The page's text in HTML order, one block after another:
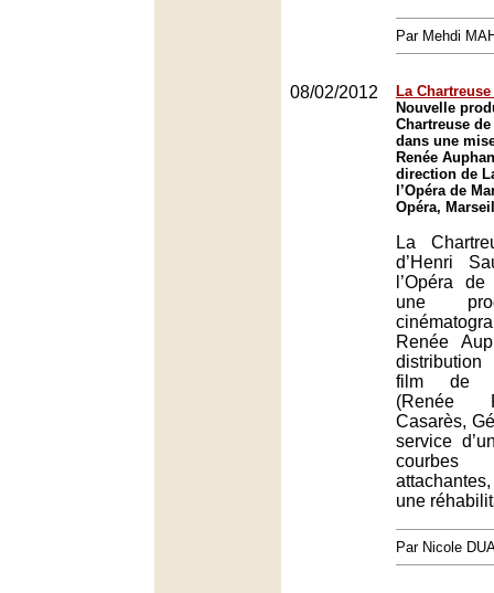
Par Mehdi
08/02/2012
La
Nouvelle
Chartreuse
dans une
Renée
direction de
l’Opéra de
Opéra,
La
d’Henri
l’Opéra
une
Renée
film de
(Renée
Casarès,
service
courbes
une
Par Nicole